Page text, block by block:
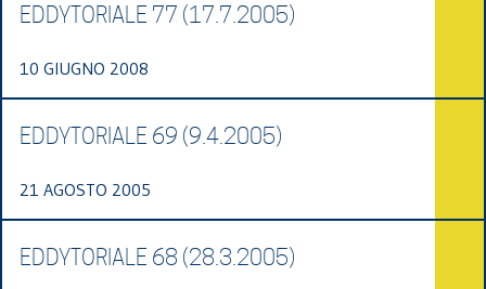
EDDYTORIALE 77 (17.7.2005)
10 GIUGNO 2008
EDDYTORIALE 69 (9.4.2005)
21 AGOSTO 2005
EDDYTORIALE 68 (28.3.2005)